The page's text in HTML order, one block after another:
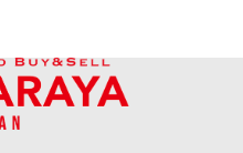
Longines YG Manual
Winding Ivory